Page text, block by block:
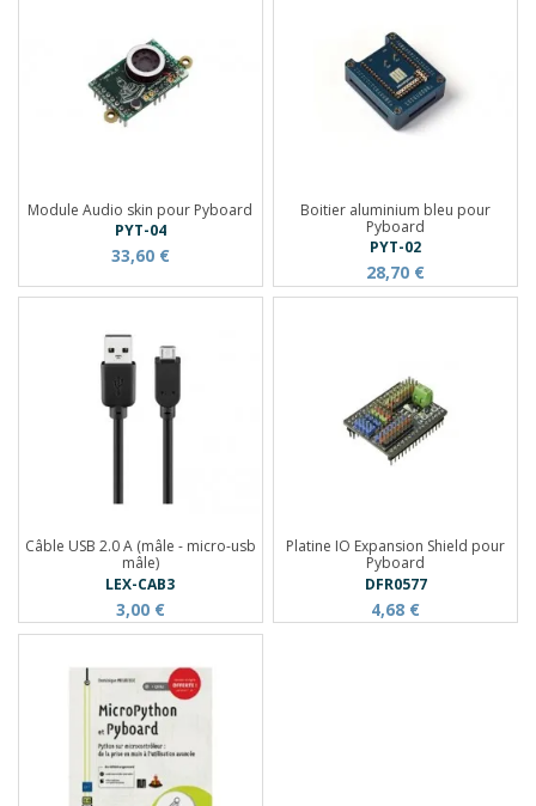
Module Audio skin pour Pyboard
PYT-04
33,60 €
Boitier aluminium bleu pour
Pyboard
PYT-02
28,70 €
Câble USB 2.0 A (mâle - micro-usb
mâle)
LEX-CAB3
3,00 €
Platine IO Expansion Shield pour
Pyboard
DFR0577
4,68 €